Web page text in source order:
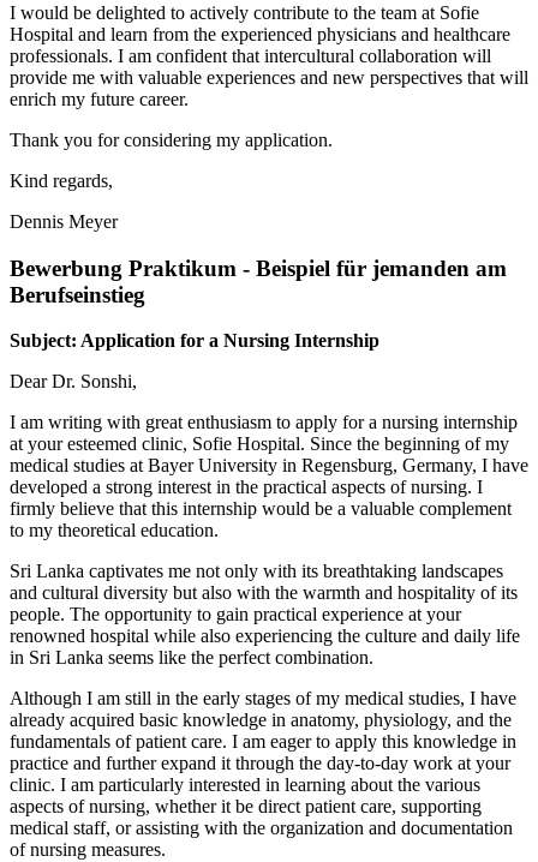
I would be delighted to actively contribute to the team at Sofie
Hospital and learn from the experienced physicians and healthcare
professionals. I am confident that intercultural collaboration will
provide me with valuable experiences and new perspectives that will
enrich my future career.
Thank you for considering my application.
Kind regards,
Dennis Meyer
Bewerbung Praktikum - Beispiel für jemanden am
Berufseinstieg
Subject: Application for a Nursing Internship
Dear Dr. Sonshi,
I am writing with great enthusiasm to apply for a nursing internship
at your esteemed clinic, Sofie Hospital. Since the beginning of my
medical studies at Bayer University in Regensburg, Germany, I have
developed a strong interest in the practical aspects of nursing. I
firmly believe that this internship would be a valuable complement
to my theoretical education.
Sri Lanka captivates me not only with its breathtaking landscapes
and cultural diversity but also with the warmth and hospitality of its
people. The opportunity to gain practical experience at your
renowned hospital while also experiencing the culture and daily life
in Sri Lanka seems like the perfect combination.
Although I am still in the early stages of my medical studies, I have
already acquired basic knowledge in anatomy, physiology, and the
fundamentals of patient care. I am eager to apply this knowledge in
practice and further expand it through the day-to-day work at your
clinic. I am particularly interested in learning about the various
aspects of nursing, whether it be direct patient care, supporting
medical staff, or assisting with the organization and documentation
of nursing measures.